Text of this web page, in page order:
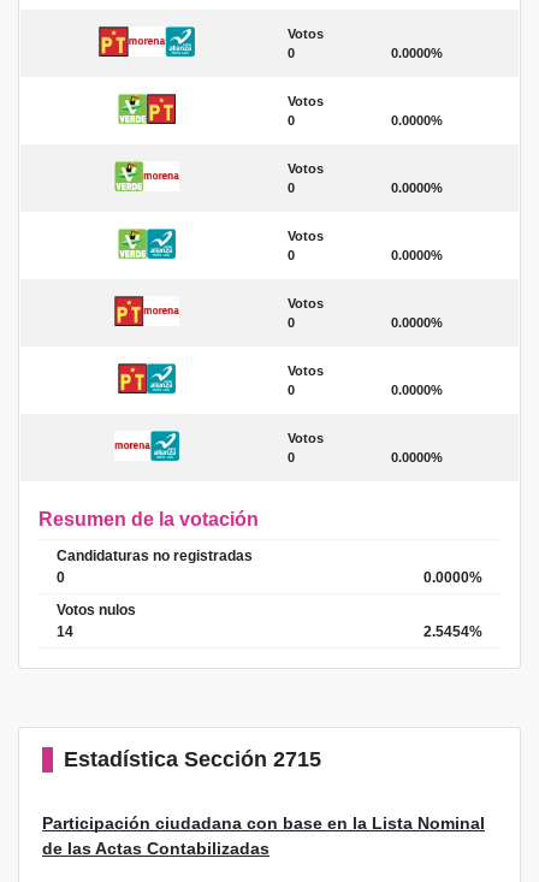
Votos
0
0.0000%
Votos
0
0.0000%
Votos
0
0.0000%
Votos
0
0.0000%
Votos
0
0.0000%
Votos
0
0.0000%
Votos
0
0.0000%
Resumen de la votación
Candidaturas no registradas
0
0.0000%
Votos nulos
14
2.5454%
Estadística Sección 2715
Participación ciudadana con base en la Lista Nominal
de las Actas Contabilizadas